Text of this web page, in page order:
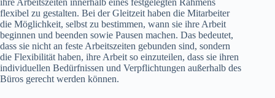
flexibel zu gestalten. Bei der Gleitzeit haben die Mitarbeiter
die Möglichkeit, selbst zu bestimmen, wann sie ihre Arbeit
beginnen und beenden sowie Pausen machen. Das bedeutet,
dass sie nicht an feste Arbeitszeiten gebunden sind, sondern
die Flexibilität haben, ihre Arbeit so einzuteilen, dass sie ihren
individuellen Bedürfnissen und Verpflichtungen außerhalb des
Büros gerecht werden können.